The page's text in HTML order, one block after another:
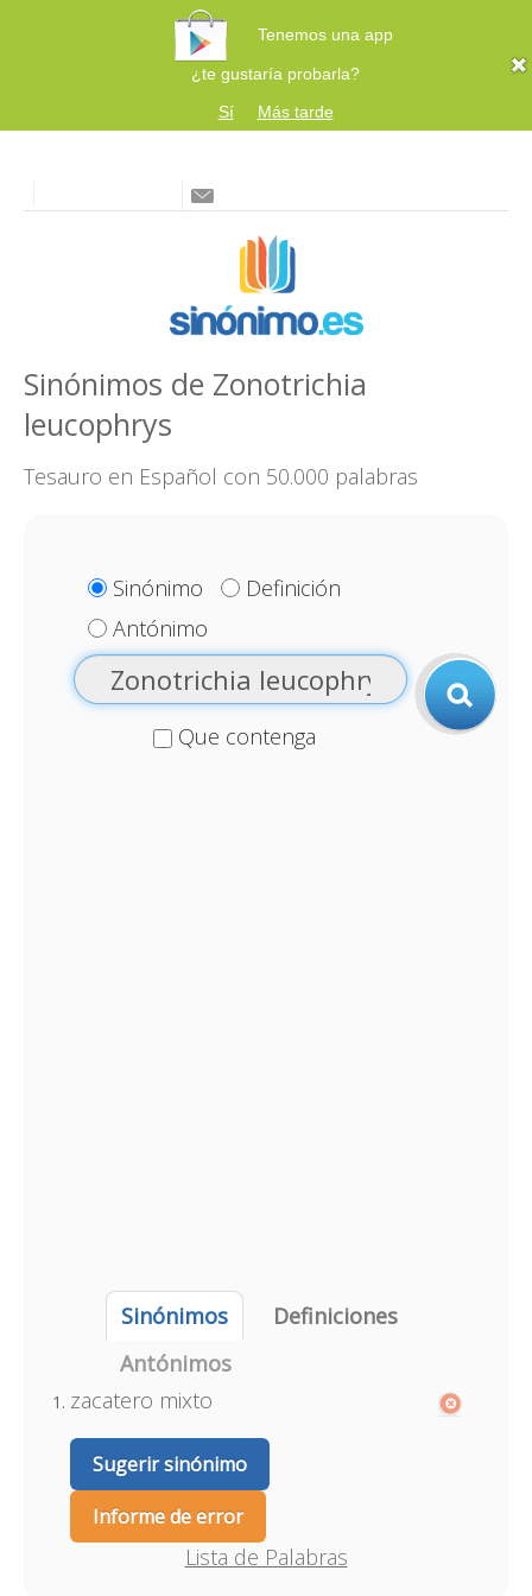
Tenemos una app
¿te gustaría probarla?
Sí
Más tarde
Sinónimos de Zonotrichia
leucophrys
Tesauro en Español con 50.000 palabras
Sinónimo
Definición
Antónimo
Que contenga
Sinónimos
Definiciones
Antónimos
zacatero mixto
Sugerir sinónimo
Informe de error
Lista de Palabras